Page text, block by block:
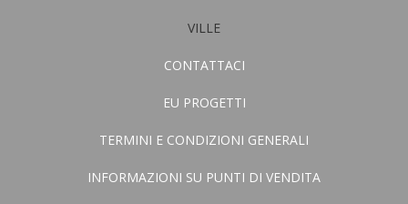
VILLE
CONTATTACI
EU PROGETTI
TERMINI E CONDIZIONI GENERALI
INFORMAZIONI SU PUNTI DI VENDITA